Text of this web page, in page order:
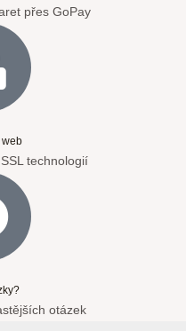
přes GoPay
web
technologií
otázek